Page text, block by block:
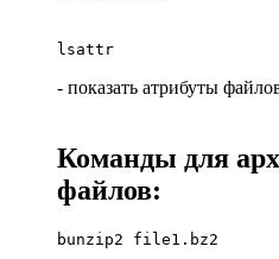
lsattr
- показать атрибуты
Команды для
файлов:
bunzip2 file1.bz2